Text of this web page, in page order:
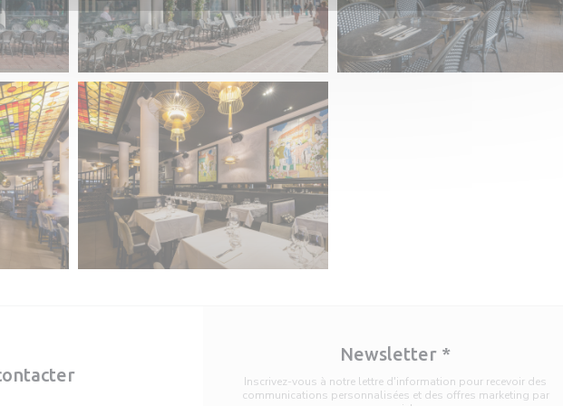
Newsletter *
Inscrivez-vous à notre lettre d'information pour recevoir des
communications personnalisées et des offres marketing par